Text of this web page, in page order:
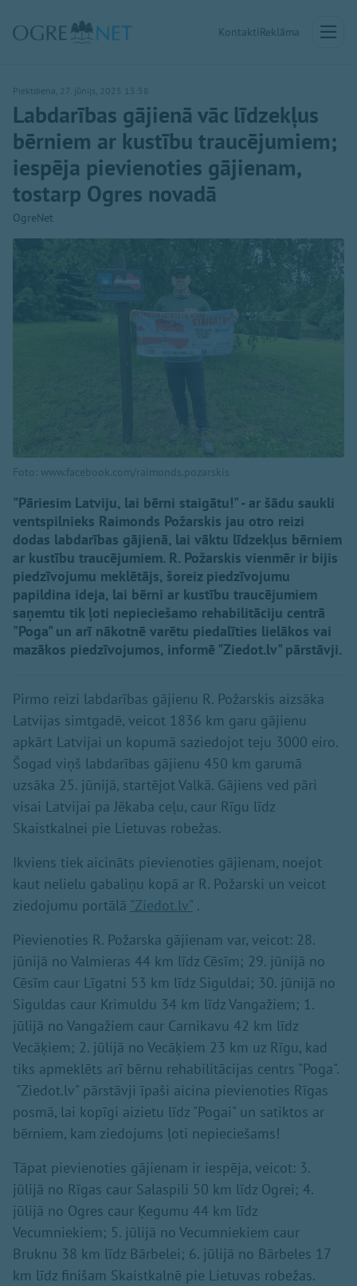
KontaktiReklāma
Piektdiena, 27. jūnijs, 2025 15:58
Labdarības gājienā vāc līdzekļus
bērniem ar kustību traucējumiem;
iespēja pievienoties gājienam,
tostarp Ogres novadā
OgreNet
Foto: www.facebook.com/raimonds.pozarskis
"Pāriesim Latviju, lai bērni staigātu!" - ar šādu saukli
ventspilnieks Raimonds Požarskis jau otro reizi
dodas labdarības gājienā, lai vāktu līdzekļus bērniem
ar kustību traucējumiem. R. Požarskis vienmēr ir bijis
piedzīvojumu meklētājs, šoreiz piedzīvojumu
papildina ideja, lai bērni ar kustību traucējumiem
saņemtu tik ļoti nepieciešamo rehabilitāciju centrā
"Poga" un arī nākotnē varētu piedalīties lielākos vai
mazākos piedzīvojumos, informē "Ziedot.lv" pārstāvji.
Pirmo reizi labdarības gājienu R. Požarskis aizsāka
Latvijas simtgadē, veicot 1836 km garu gājienu
apkārt Latvijai un kopumā saziedojot teju 3000 eiro.
Šogad viņš labdarības gājienu 450 km garumā
uzsāka 25. jūnijā, startējot Valkā. Gājiens ved pāri
visai Latvijai pa Jēkaba ceļu, caur Rīgu līdz
Skaistkalnei pie Lietuvas robežas.
Ikviens tiek aicināts pievienoties gājienam, noejot
kaut nelielu gabaliņu kopā ar R. Požarski un veicot
ziedojumu portālā "Ziedot.lv" .
Pievienoties R. Požarska gājienam var, veicot: 28.
jūnijā no Valmieras 44 km līdz Cēsīm; 29. jūnijā no
Cēsīm caur Līgatni 53 km līdz Siguldai; 30. jūnijā no
Siguldas caur Krimuldu 34 km līdz Vangažiem; 1.
jūlijā no Vangažiem caur Carnikavu 42 km līdz
Vecāķiem; 2. jūlijā no Vecāķiem 23 km uz Rīgu, kad
tiks apmeklēts arī bērnu rehabilitācijas centrs "Poga".
"Ziedot.lv" pārstāvji īpaši aicina pievienoties Rīgas
posmā, lai kopīgi aizietu līdz "Pogai" un satiktos ar
bērniem, kam ziedojums ļoti nepieciešams!
Tāpat pievienoties gājienam ir iespēja, veicot: 3.
jūlijā no Rīgas caur Salaspili 50 km līdz Ogrei; 4.
jūlijā no Ogres caur Ķegumu 44 km līdz
Vecumniekiem; 5. jūlijā no Vecumniekiem caur
Bruknu 38 km līdz Bārbelei; 6. jūlijā no Bārbeles 17
km līdz finišam Skaistkalnē pie Lietuvas robežas.